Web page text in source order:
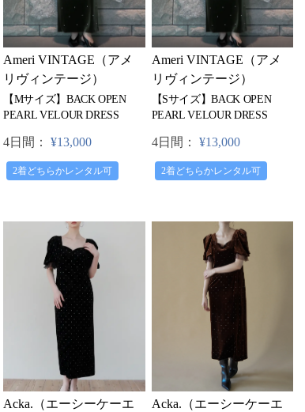
Ameri VINTAGE（アメ
リヴィンテージ）
【Mサイズ】BACK OPEN
PEARL VELOUR DRESS
4日間： ¥13,000
2着どちらかレンタル可
Ameri VINTAGE（アメ
リヴィンテージ）
【Sサイズ】BACK OPEN
PEARL VELOUR DRESS
4日間： ¥13,000
2着どちらかレンタル可
Acka.（エーシーケーエ
Acka.（エーシーケーエ